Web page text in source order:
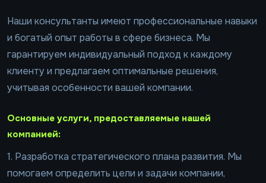
Наши консультанты имеют профессиональные навыки
и богатый опыт работы в сфере бизнеса. Мы
гарантируем индивидуальный подход к каждому
клиенту и предлагаем оптимальные решения,
учитывая особенности вашей компании.
Основные услуги, предоставляемые нашей
компанией:
1. Разработка стратегического плана развития. Мы
помогаем определить цели и задачи компании,